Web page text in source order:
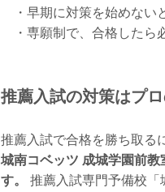
・早期に対策を始めない
・専願制で、合格したら
推薦入試の対策はプ
推薦入試で合格を勝ち取る
城南コベッツ 成城学園前
す。
推薦入試専門予備校